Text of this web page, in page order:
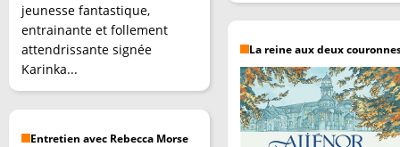
jeunesse fantastique,
entrainante et follement
attendrissante signée
Karinka...
Entretien avec Rebecca Morse
La reine aux deux